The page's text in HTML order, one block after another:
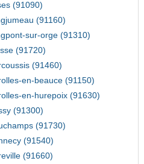
(91090)
(91160)
sur-orge (91310)
(91720)
(91460)
en-beauce (91150)
en-hurepoix (91630)
(91300)
(91730)
(91540)
(91660)